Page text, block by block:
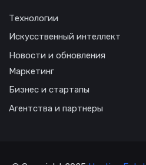
Технологии
Искусственный интеллект
Новости и обновления
Маркетинг
Бизнес и стартапы
Агентства и партнеры